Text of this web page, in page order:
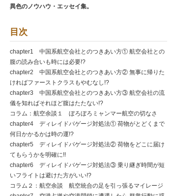
異色のノウハウ・エッセイ集。
目次
chapter1 中国系航空会社とのつきあい方① 航空会社との
腹の読み合いも時には必要!?
chapter2 中国系航空会社とのつきあい方② 無事に帰りた
ければファーストクラスもやむなし!?
chapter3 中国系航空会社とのつきあい方③ 航空会社の流
儀を知ればそれほど腹はたたない!?
コラム：航空余談１ ぼろぼろミャンマー航空の切なさ
chapter4 ディレイドバゲージ対処法① 荷物がとどくまで
何日かかるかは時の運!?
chapter5 ディレイドバゲージ対処法② 荷物をどこに届け
てもらうかを明確に!!
chapter6 ディレイドバゲージ対処法③ 乗り継ぎ時間が短
いフライトは避けた方がいい!?
コラム２：航空余談 航空統合の足を引っ張るマイレージ